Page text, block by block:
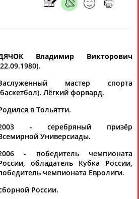
И СПЕЦИАЛИСТЫ
Расширенный поиск
АБАКУМОВА
АБАЛАКИНА
Рамазан
АБАЧАРАЕВ
Ростом
Владимир Викторович
мастер спорта
Лёгкий форвард.
в Тольятти.
- серебряный призёр
Универсиады.
- победитель чемпионата
обладатель Кубка России,
чемпионата Евролиги.
России.